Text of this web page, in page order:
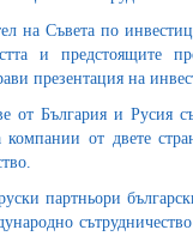
на Съвета по
и предстоящите
презентация на
от България и Русия
от двете
партньори